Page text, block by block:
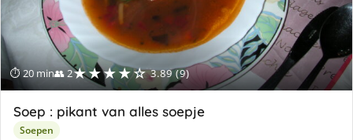
⏱ 20 min👥 2★★★★☆ 3.89 (9)
Soep : pikant van alles soepje
Soepen